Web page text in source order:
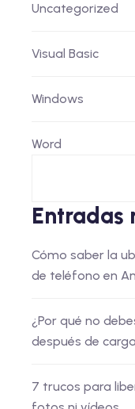
Uncategorized
Visual Basic
Windows
Word
Entradas
Cómo saber la
de teléfono en
¿Por qué no
después de
7 trucos para